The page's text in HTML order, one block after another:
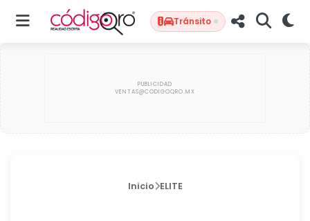
Tránsito
Inicio ELITE